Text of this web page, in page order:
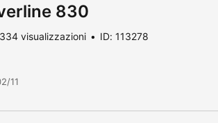
830
334 visualizzazioni ID: 113278
11